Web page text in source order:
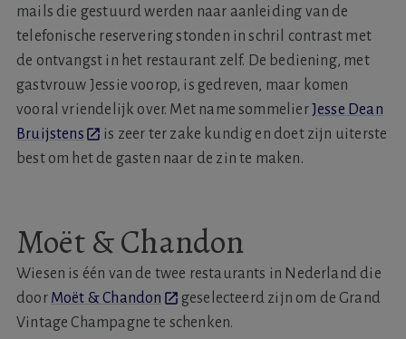
mails die gestuurd werden naar aanleiding van de
telefonische reservering stonden in schril contrast met
de ontvangst in het restaurant zelf. De bediening, met
gastvrouw Jessie voorop, is gedreven, maar komen
vooral vriendelijk over. Met name sommelierJesse Dean
Bruijstens
is zeer ter zake kundig en doet zijn uiterste
best om het de gasten naar de zin te maken.
Moët & Chandon
Wiesen is één van de twee restaurants in Nederland die
door Moët & Chandon
geselecteerd zijn om de Grand
Vintage Champagne te schenken.